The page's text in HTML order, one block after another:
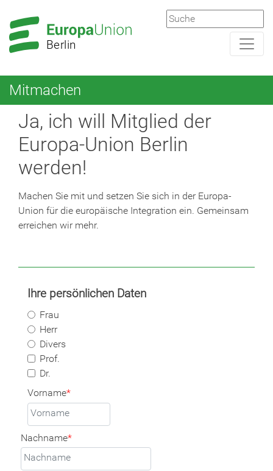
Hauptnavigation
Hauptbereich
Berlin
Mitmachen
Ja, ich will Mitglied der
Europa-Union Berlin
werden!
Machen Sie mit und setzen Sie sich in der Europa-
Union für die europäische Integration ein. Gemeinsam
erreichen wir mehr.
Ihre persönlichen Daten
Frau
Herr
Divers
Prof.
Dr.
Vorname*
Nachname*